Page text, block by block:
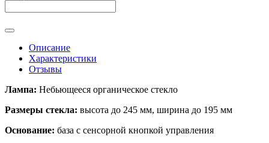
Описание
Характеристики
Отзывы
Лампа: Небьющееся органическое стекло
Размеры стекла: высота до 245 мм, ширина до 195 мм
Основание: база с сенсорной кнопкой управления